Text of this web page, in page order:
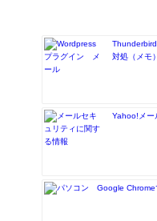
対処（メモ）
Yahoo!メー
Google Chrome